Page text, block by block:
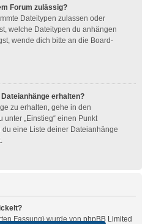
Forum zulässig?
Dateitypen zulassen oder
welche Dateitypen du anhängen
wende dich bitte an die Board-
erhalten?
zu erhalten, gehe in den
„Einstieg“ einen Punkt
du eine Liste deiner Dateianhänge
Fassung) wurde vonphpBB Limited